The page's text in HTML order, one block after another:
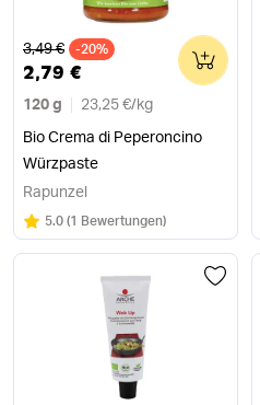
Alter Preis
3,49 € -20%
2,79 €
120 g 23,25 €/ kg
Bio Crema di Peperoncino
Würzpaste
0
Rapunzel
Bewertung:
5.0/5
(1 Bewertungen)